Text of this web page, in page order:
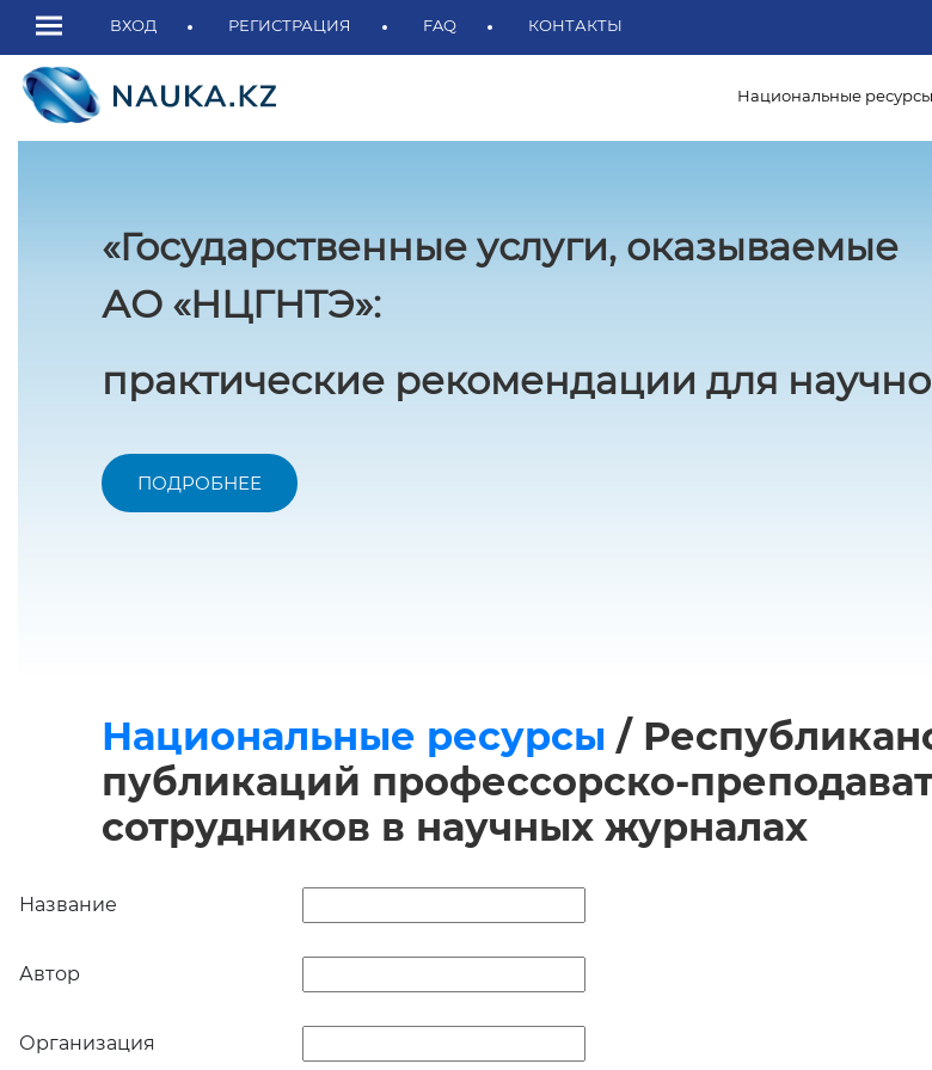
ВХОД РЕГИСТРАЦИЯ FAQ КОНТАКТЫ
Национальные
«Государственные услуги, оказываемые
АО «НЦГНТЭ»:
практические рекомендации для
ПОДРОБНЕЕ
Национальные ресурсы /
публикаций профессорско-
сотрудников в научных журналах
Название
Автор
Организация